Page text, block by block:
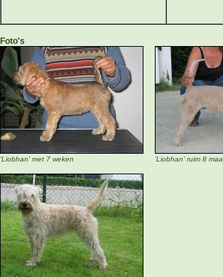
Foto's
'Liobhan' met 7 weken 'Liobhan' ruim 8